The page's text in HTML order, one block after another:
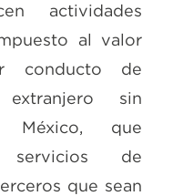
actividades
al valor
conducto de
sin
México, que
servicios de
que sean